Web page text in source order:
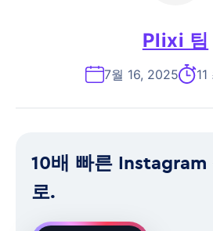
Plixi 팀
7월 16, 2025
10배 빠른 Instagram
로.